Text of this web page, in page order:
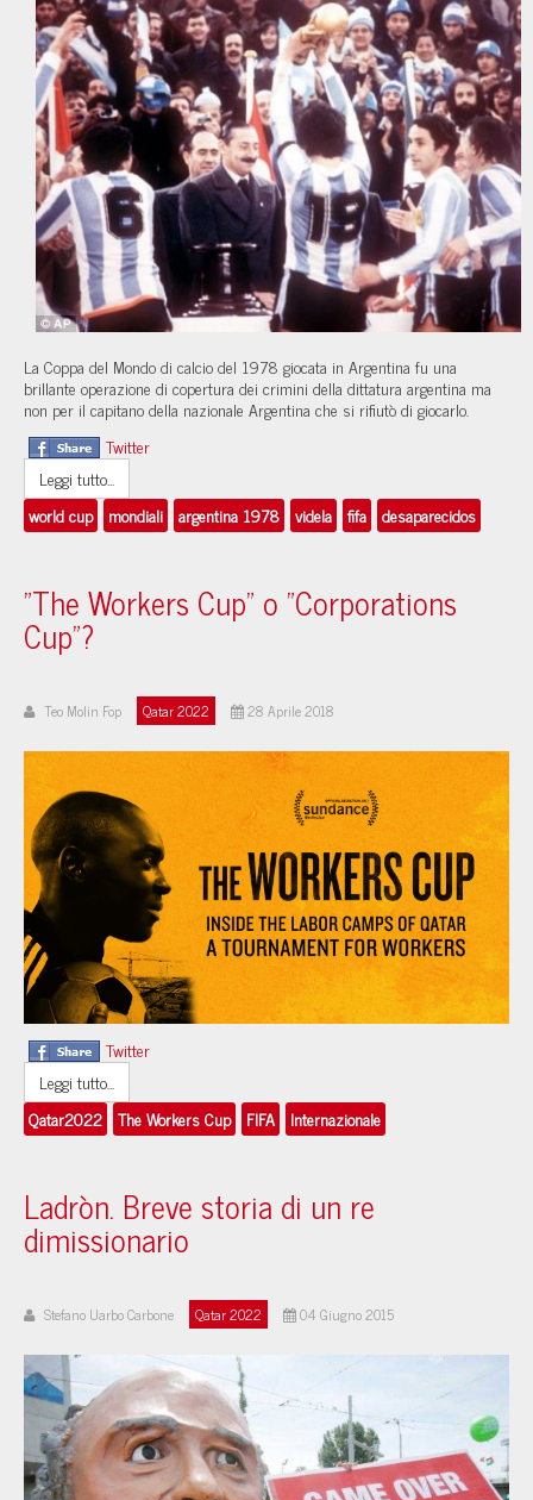
La Coppa del Mondo di calcio del 1978 giocata in Argentina fu una
brillante operazione di copertura dei crimini della dittatura argentina ma
non per il capitano della nazionale Argentina che si rifiutò di giocarlo.
Twitter
Leggi tutto...
world cup
mondiali argentina 1978 videla fifa desaparecidos
"The Workers Cup" o "Corporations
Cup"?
Teo Molin Fop Qatar 2022 28 Aprile 2018
Twitter
Leggi tutto...
Qatar2022 The Workers Cup FIFA Internazionale
Ladròn. Breve storia di un re
dimissionario
Stefano Uarbo Carbone Qatar 2022 04 Giugno 2015